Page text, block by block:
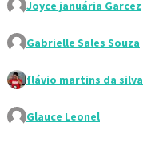
Joyce januária Garcez
Gabrielle Sales Souza
flávio martins da silva
Glauce Leonel